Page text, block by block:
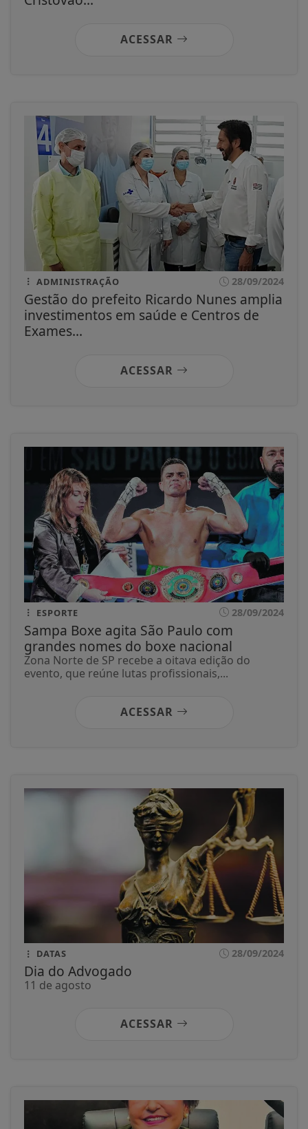
ACESSAR
ADMINISTRAÇÃO 28/09/2024
Gestão do prefeito Ricardo Nunes amplia
investimentos em saúde e Centros de
Exames...
ACESSAR
ESPORTE 28/09/2024
Sampa Boxe agita São Paulo com
grandes nomes do boxe nacional
Zona Norte de SP recebe a oitava edição do
evento, que reúne lutas profissionais,...
ACESSAR
DATAS 28/09/2024
Dia do Advogado
11 de agosto
ACESSAR